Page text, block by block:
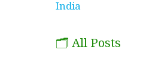
India
🗂️ All Posts